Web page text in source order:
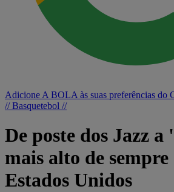
Adicione A BOLA às suas preferências do
// Basquetebol //
De poste dos Jazz
mais alto de sempre
Estados Unidos